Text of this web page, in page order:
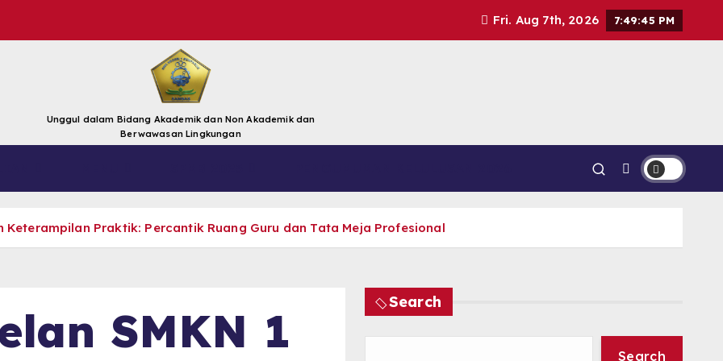
Fri. Aug 7th, 2026 7:49:47 PM
Unggul dalam Bidang Akademik dan Non Akademik dan
Berwawasan Lingkungan
Keterampilan Praktik: Percantik Ruang Guru dan Tata Meja Profesional
SMKN 1
Search
Search